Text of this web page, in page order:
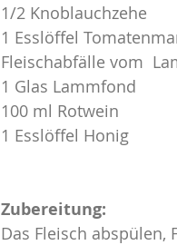
1/2 Knoblauchzehe
1 Esslöffel
Fleischabfälle vom
1 Glas Lammfond
100 ml Rotwein
1 Esslöffel Honig
Zubereitung:
Das Fleisch abspülen,